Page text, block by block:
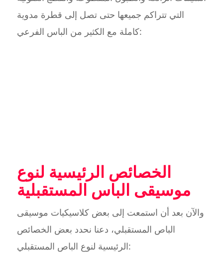
التي تتراكم جميعها حتى تصل إلى قطرة مدوية
كاملة مع الكثير من الباس الفرعي:
الخصائص الرئيسية لنوع
موسيقى الباس المستقبلية
والآن بعد أن استمعت إلى بعض كلاسيكيات موسيقى
الباص المستقبلي، دعنا نحدد بعض الخصائص
الرئيسية لنوع الباص المستقبلي: